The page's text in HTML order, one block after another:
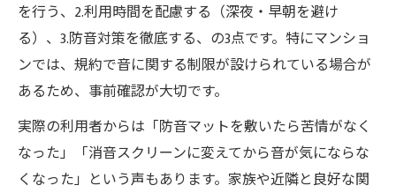
を行う、2.利用時間を配慮する（深夜・早朝を避け
る）、3.防音対策を徹底する、の3点です。特にマンショ
ンでは、規約で音に関する制限が設けられている場合が
あるため、事前確認が大切です。
実際の利用者からは「防音マットを敷いたら苦情がなく
なった」「消音スクリーンに変えてから音が気にならな
くなった」という声もあります。家族や近隣と良好な関